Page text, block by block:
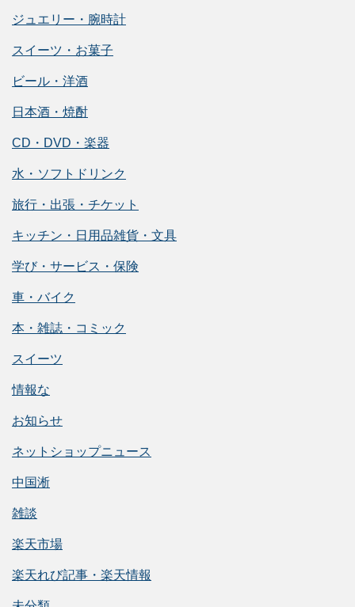
ジュエリー・腕時計
スイーツ・お菓子
ビール・洋酒
日本酒・焼酎
CD・DVD・楽器
水・ソフトドリンク
旅行・出張・チケット
キッチン・日用品雑貨・文具
学び・サービス・保険
車・バイク
本・雑誌・コミック
スイーツ
情報な
お知らせ
ネットショップニュース
中国淅
雑談
楽天市場
楽天れび記事・楽天情報